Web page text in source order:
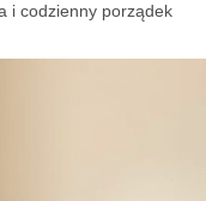
i codzienny porządek